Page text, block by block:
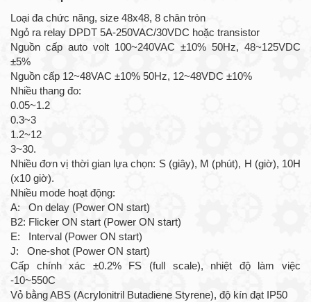
Loại đa chức năng, size 48x48, 8 chân tròn
Ngỏ ra relay DPDT 5A-250VAC/30VDC hoặc transistor
Nguồn cấp auto volt 100~240VAC ±10% 50Hz, 48~125VDC
±5%
Nguồn cấp 12~48VAC ±10% 50Hz, 12~48VDC ±10%
Nhiều thang đo:
0.05~1.2
0.3~3
1.2~12
3~30.
Nhiều đơn vị thời gian lựa chọn: S (giây), M (phút), H (giờ), 10H
(x10 giờ).
Nhiều mode hoạt động:
A: On delay (Power ON start)
B2: Flicker ON start (Power ON start)
E: Interval (Power ON start)
J: One-shot (Power ON start)
Cấp chính xác ±0.2% FS (full scale), nhiệt độ làm việc
-10~550C
Vỏ bằng ABS (Acrylonitril Butadiene Styrene), độ kín đạt IP50